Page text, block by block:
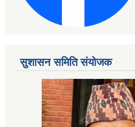
सुशासन समिति संयोजक